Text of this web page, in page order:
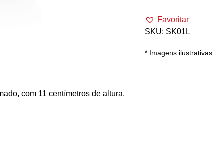
Favoritar
SKU: SK01L
* Imagens ilustrativas.
com 11 centímetros de altura.